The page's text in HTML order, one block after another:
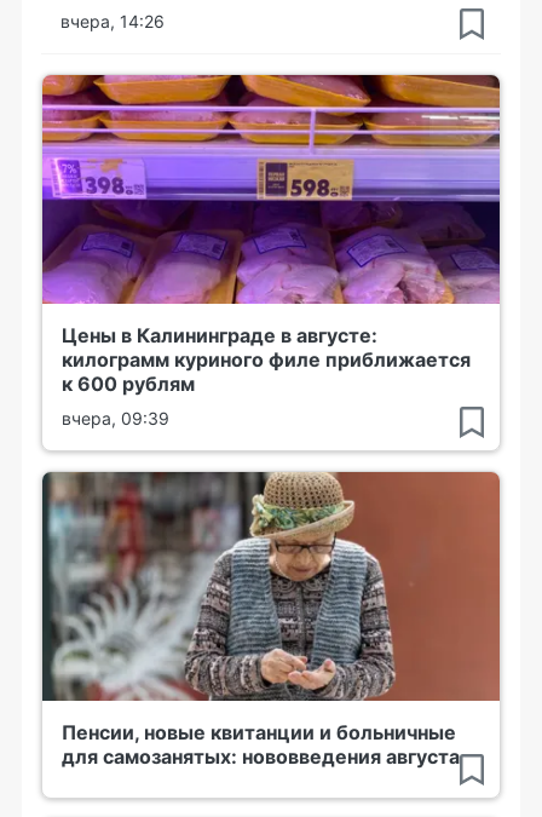
вчера, 14:26
Цены в Калининграде в августе:
килограмм куриного филе приближается
к 600 рублям
вчера, 09:39
Пенсии, новые квитанции и больничные
для самозанятых: нововведения августа